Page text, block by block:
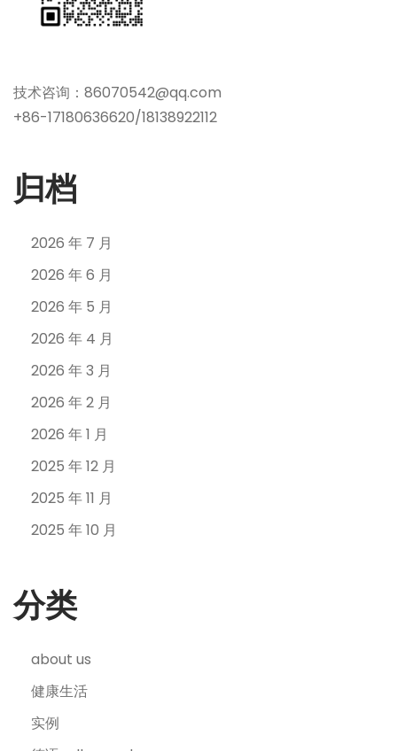
技术咨询：86070542@qq.com
+86-17180636620/18138922112
归档
2026 年 7 月
2026 年 6 月
2026 年 5 月
2026 年 4 月
2026 年 3 月
2026 年 2 月
2026 年 1 月
2025 年 12 月
2025 年 11 月
2025 年 10 月
分类
about us
健康生活
实例